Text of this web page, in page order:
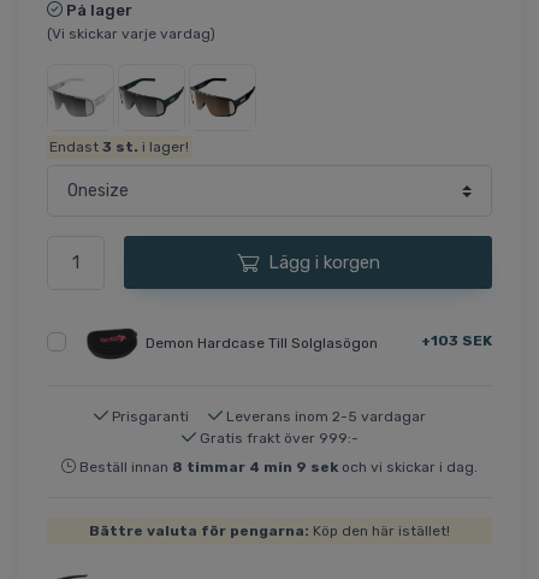
På lager
(Vi skickar varje vardag)
Endast3 st. i lager!
Lägg i korgen
Demon Hardcase Till Solglasögon +103 SEK
Prisgaranti
Leverans inom 2-5 vardagar
Gratis frakt över 999:-
Beställ innan 8 timmar 4 min 9 sek och vi skickar i dag.
Bättre valuta för pengarna: Köp den här istället!